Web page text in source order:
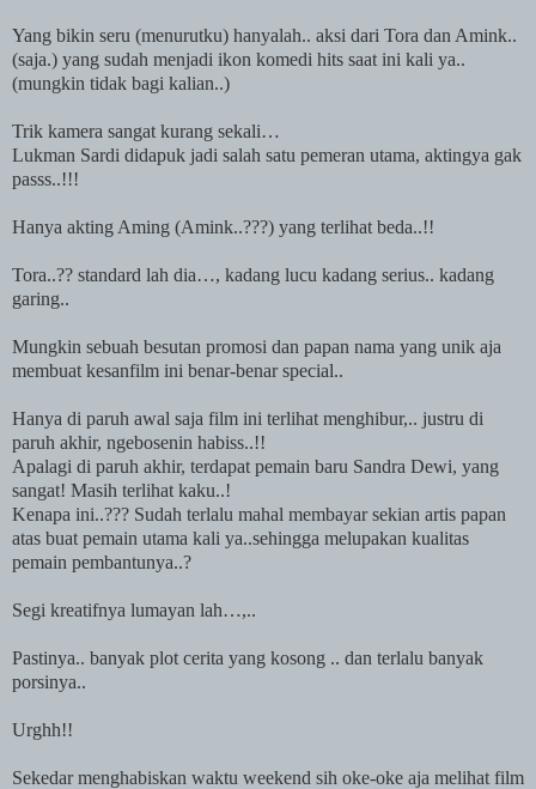
Yang bikin seru (menurutku) hanyalah.. aksi dari Tora dan Amink..
(saja.) yang sudah menjadi ikon komedi hits saat ini kali ya..
(mungkin tidak bagi kalian..)
Trik kamera sangat kurang sekali…
Lukman Sardi didapuk jadi salah satu pemeran utama, aktingya gak
passs..!!!
Hanya akting Aming (Amink..???) yang terlihat beda..!!
Tora..?? standard lah dia…, kadang lucu kadang serius.. kadang
garing..
Mungkin sebuah besutan promosi dan papan nama yang unik aja
membuat kesanfilm ini benar-benar special..
Hanya di paruh awal saja film ini terlihat menghibur,.. justru di
paruh akhir, ngebosenin habiss..!!
Apalagi di paruh akhir, terdapat pemain baru Sandra Dewi, yang
sangat! Masih terlihat kaku..!
Kenapa ini..??? Sudah terlalu mahal membayar sekian artis papan
atas buat pemain utama kali ya..sehingga melupakan kualitas
pemain pembantunya..?
Segi kreatifnya lumayan lah…,..
Pastinya.. banyak plot cerita yang kosong .. dan terlalu banyak
porsinya..
Urghh!!
Sekedar menghabiskan waktu weekend sih oke-oke aja melihat film